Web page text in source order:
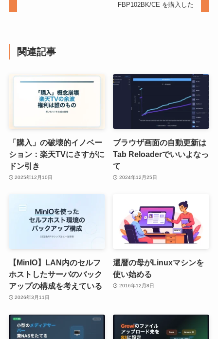
FBP102BK/CE を購入した
関連記事
「購入」の破壊的イノベー
ション：楽天TVにさすがに
ドン引き
2025年12月10日
ブラウザ画面の自動更新は
Tab Reloaderでいいよなっ
て
2024年12月25日
【MinIO】LAN内のセルフ
ホストしたサーバのバック
アップの構成を考えている
2026年3月11日
還暦の母がLinuxマシンを
使い始める
2016年12月8日